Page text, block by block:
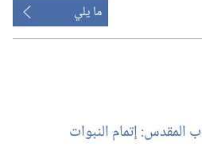
ما يلي
المقدس:‏ إتمام النبوات